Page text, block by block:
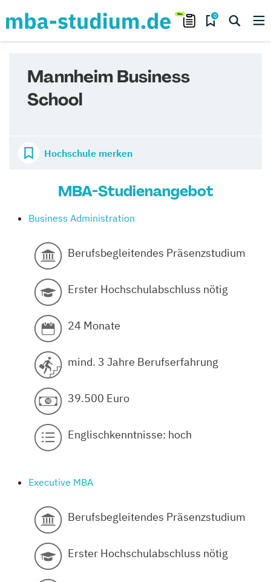
0
Mannheim Business
School
Hochschule merken
MBA-Studienangebot
Business Administration
Berufsbegleitendes Präsenzstudium
Erster Hochschulabschluss nötig
24 Monate
mind. 3 Jahre Berufserfahrung
39.500 Euro
Englischkenntnisse: hoch
Executive MBA
Berufsbegleitendes Präsenzstudium
Erster Hochschulabschluss nötig